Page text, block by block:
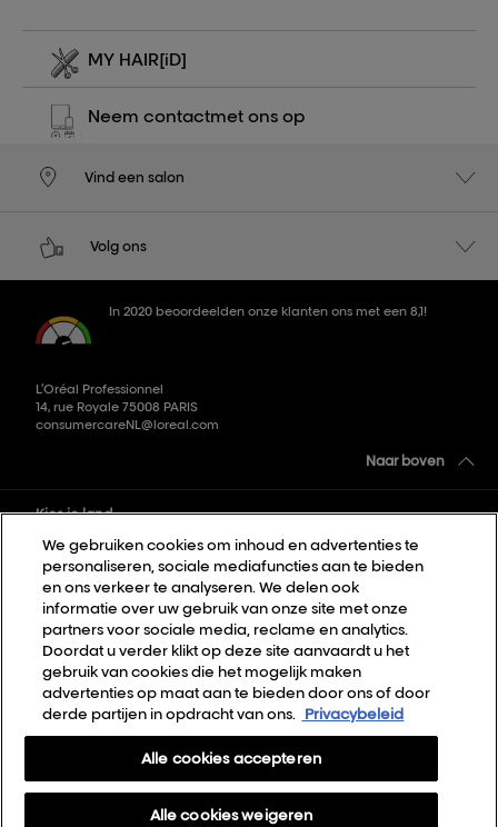
MY HAIR[iD]
Neem contactmet ons op
Vind een salon
Volg ons
In 2020 beoordeelden onze klanten ons met een 8,1!
L’Oréal Professionnel
14, rue Royale 75008 PARIS
consumercareNL@loreal.com
Naar boven
Kies je land
Sitemap
Algemene voorwaarden
Privacybeleid
Cookie Settings
Over Ons
Nieuwsbrief
We gebruiken cookies om inhoud en advertenties te
personaliseren, sociale mediafuncties aan te bieden
en ons verkeer te analyseren. We delen ook
informatie over uw gebruik van onze site met onze
partners voor sociale media, reclame en analytics.
Doordat u verder klikt op deze site aanvaardt u het
gebruik van cookies die het mogelijk maken
advertenties op maat aan te bieden door ons of door
derde partijen in opdracht van ons.
Privacybeleid
Alle cookies weigeren
Alle cookies accepteren